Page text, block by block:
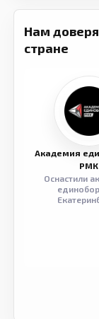
Нам
стране
Академия
РМК
Оснастили